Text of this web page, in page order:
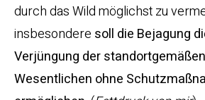
durch das Wild möglichst zu
insbesondere soll die Bejagung
Verjüngung der
Wesentlichen ohne